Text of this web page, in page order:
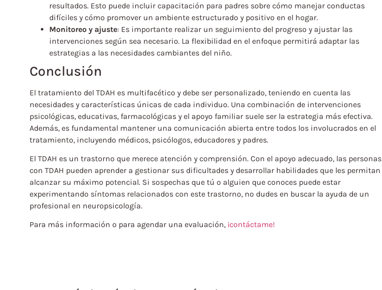
resultados. Esto puede incluir capacitación para padres sobre cómo manejar conductas
difíciles y cómo promover un ambiente estructurado y positivo en el hogar.
Monitoreo y ajuste: Es importante realizar un seguimiento del progreso y ajustar las
intervenciones según sea necesario. La flexibilidad en el enfoque permitirá adaptar las
estrategias a las necesidades cambiantes del niño.
Conclusión
El tratamiento del TDAH es multifacético y debe ser personalizado, teniendo en cuenta las
necesidades y características únicas de cada individuo. Una combinación de intervenciones
psicológicas, educativas, farmacológicas y el apoyo familiar suele ser la estrategia más efectiva.
Además, es fundamental mantener una comunicación abierta entre todos los involucrados en el
tratamiento, incluyendo médicos, psicólogos, educadores y padres.
El TDAH es un trastorno que merece atención y comprensión. Con el apoyo adecuado, las personas
con TDAH pueden aprender a gestionar sus dificultades y desarrollar habilidades que les permitan
alcanzar su máximo potencial. Si sospechas que tú o alguien que conoces puede estar
experimentando síntomas relacionados con este trastorno, no dudes en buscar la ayuda de un
profesional en neuropsicología.
Para más información o para agendar una evaluación, ¡contáctame!